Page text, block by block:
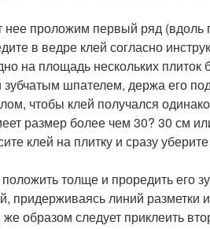
проложим первый ряд (вдоль
в ведре клей согласно
на площадь нескольких плиток
шпателем, держа его
чтобы клей получался
размер более чем 30? 30 см
клей на плитку и сразу
толще и проредить его
придерживаясь линий разметки
образом следует приклеить